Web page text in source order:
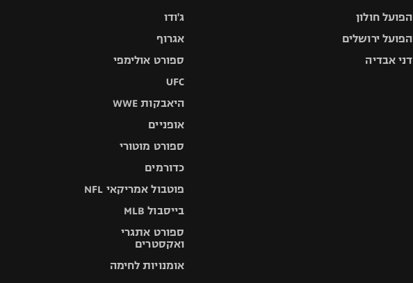
הפועל חולון
הפועל ירושלים
דני אבדיה
ג'ודו
אגרוף
ספורט אולימפי
UFC
היאבקות WWE
אופניים
ספורט מוטורי
כדורמים
פוטבול אמריקאי NFL
בייסבול MLB
ספורט אתגרי
ואקסטרים
אומנויות לחימה